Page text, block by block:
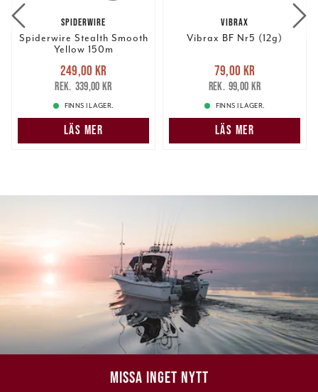
SPIDERWIRE
Spiderwire Stealth Smooth
Yellow 150m
Nuvarande pris
249,00 krTidigare pris
339,00 kr
249,00 kr
339,00 kr
FINNS I LAGER.
LÄS MER
VIBRAX
Vibrax BF Nr5 (12g)
Nuvarande pris
79,00 krTidigare pris
99,00 kr
79,00 kr
99,00 kr
FINNS I LAGER.
LÄS MER
MISSA INGET NYTT